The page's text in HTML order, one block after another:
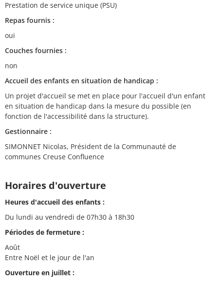
Prestation de service unique (PSU)
Repas fournis :
oui
Couches fournies :
non
Accueil des enfants en situation de handicap :
Un projet d'accueil se met en place pour l'accueil d'un enfant
en situation de handicap dans la mesure du possible (en
fonction de l'accessibilité dans la structure).
Gestionnaire :
SIMONNET Nicolas, Président de la Communauté de
communes Creuse Confluence
Horaires d'ouverture
Heures d'accueil des enfants :
Du lundi au vendredi de 07h30 à 18h30
Périodes de fermeture :
Août
Entre Noël et le jour de l'an
Ouverture en juillet :